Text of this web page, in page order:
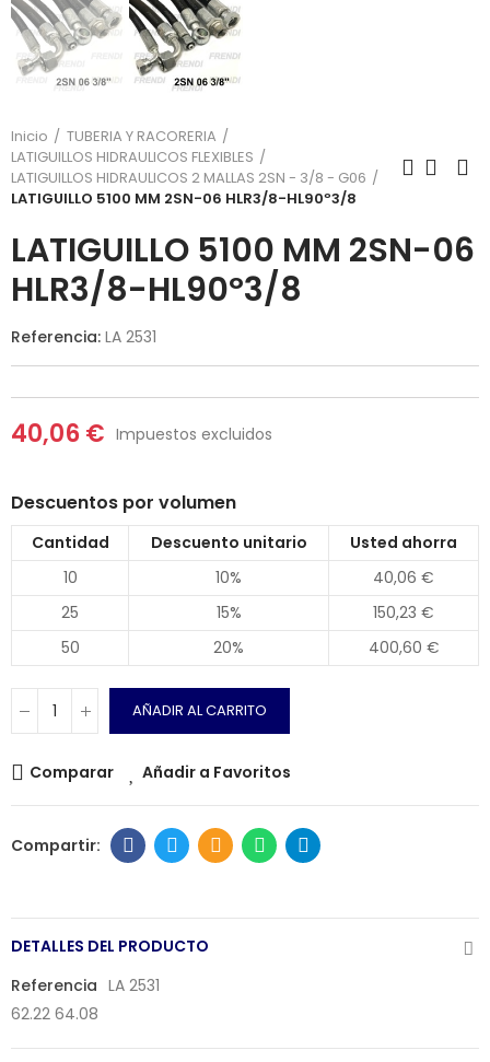
Inicio
TUBERIA Y RACORERIA
LATIGUILLOS HIDRAULICOS FLEXIBLES
LATIGUILLOS HIDRAULICOS 2 MALLAS 2SN - 3/8 - G06
LATIGUILLO 5100 MM 2SN-06 HLR3/8-HL90º3/8
LATIGUILLO 5100 MM 2SN-06
HLR3/8-HL90º3/8
Referencia: LA 2531
40,06 € Impuestos excluidos
Descuentos por volumen
Cantidad Descuento unitario
Usted ahorra
10
10%
40,06 €
25
15%
150,23 €
50
20% 400,60 €
AÑADIR AL CARRITO
Comparar Añadir a Favoritos
DETALLES DEL PRODUCTO
Referencia LA 2531
62.22 64.08